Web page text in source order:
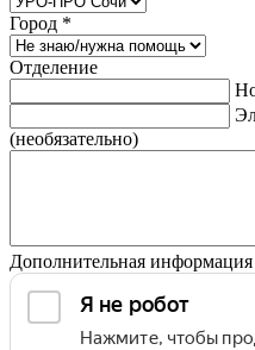
Город *
Отделение
(необязательно)
Дополнительная информация